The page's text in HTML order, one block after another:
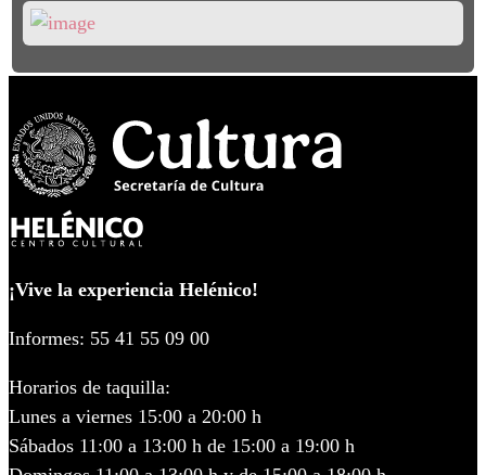
¡Vive la experiencia Helénico!
Informes: 55 41 55 09 00
Horarios de taquilla:
Lunes a viernes 15:00 a 20:00 h
Sábados 11:00 a 13:00 h de 15:00 a 19:00 h